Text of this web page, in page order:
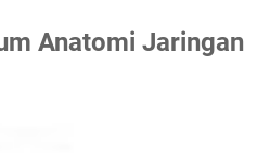
Anatomi Jaringan